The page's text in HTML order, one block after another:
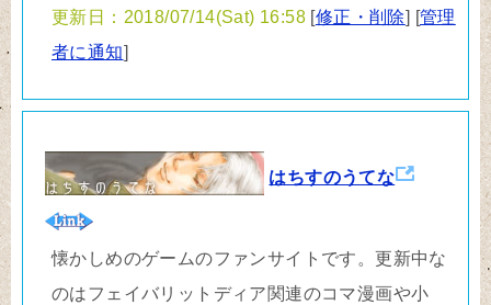
更新日：2018/07/14(Sat) 16:58 [修正・削除] [管理
者に通知]
はちすのうてな
懐かしめのゲームのファンサイトです。更新中な
のはフェイバリットディア関連のコマ漫画や小